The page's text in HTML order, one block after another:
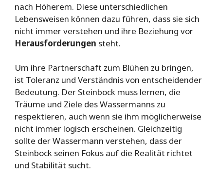
nach Höherem. Diese unterschiedlichen
Lebensweisen können dazu führen, dass sie sich
nicht immer verstehen und ihre Beziehung vor
Herausforderungen steht.
Um ihre Partnerschaft zum Blühen zu bringen,
ist Toleranz und Verständnis von entscheidender
Bedeutung. Der Steinbock muss lernen, die
Träume und Ziele des Wassermanns zu
respektieren, auch wenn sie ihm möglicherweise
nicht immer logisch erscheinen. Gleichzeitig
sollte der Wassermann verstehen, dass der
Steinbock seinen Fokus auf die Realität richtet
und Stabilität sucht.